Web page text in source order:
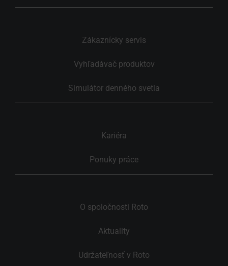
Zákaznícky servis
Vyhľadávač produktov
Simulátor denného svetla
Kariéra
Ponuky práce
O spoločnosti Roto
Aktuality
Udržateľnosť v Roto